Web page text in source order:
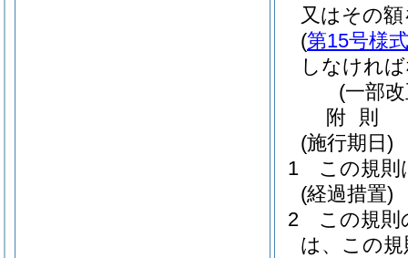
又はその
(第15号様式
しなけれ
(一部
附 則
(施行期日)
1
この規則
(経過措置)
2
この規則
は、この